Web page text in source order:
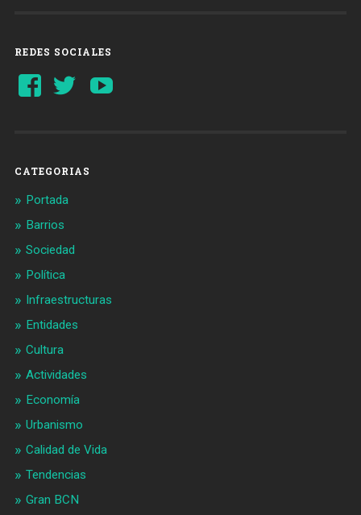
REDES SOCIALES
Ver
perfil
Ver
perfil
CATEGORIAS
Portada
Barrios
Sociedad
Política
Infraestructuras
Entidades
Cultura
Actividades
Economía
Urbanismo
Calidad de Vida
Tendencias
Gran BCN